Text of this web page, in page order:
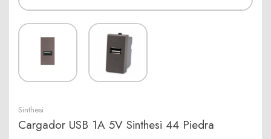
Sinthesi
Cargador USB 1A 5V Sinthesi 44 Piedra